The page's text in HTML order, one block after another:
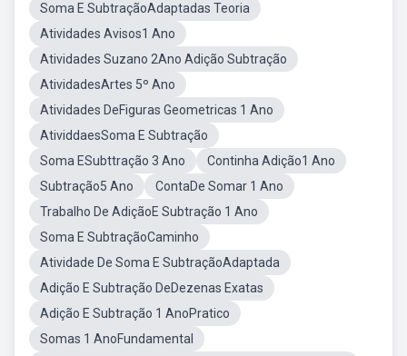
Soma E SubtraçãoAdaptadas Teoria
Atividades Avisos1 Ano
Atividades Suzano 2Ano Adição Subtração
AtividadesArtes 5º Ano
Atividades DeFiguras Geometricas 1 Ano
AtividdaesSoma E Subtração
Soma ESubttração 3 Ano
Continha Adição1 Ano
Subtração5 Ano
ContaDe Somar 1 Ano
Trabalho De AdiçãoE Subtração 1 Ano
Soma E SubtraçãoCaminho
Atividade De Soma E SubtraçãoAdaptada
Adição E Subtração DeDezenas Exatas
Adição E Subtração 1 AnoPratico
Somas 1 AnoFundamental